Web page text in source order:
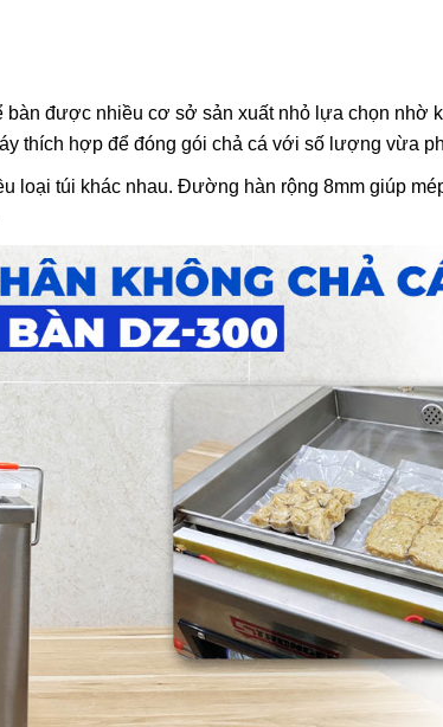
bàn được nhiều cơ sở sản xuất nhỏ lựa chọn nhờ
thích hợp để đóng gói chả cá với số lượng vừa
loại túi khác nhau. Đường hàn rộng 8mm giúp